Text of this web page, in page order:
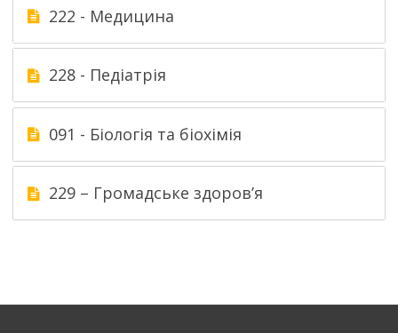
222 - Медицина
228 - Педіатрія
091 - Біологія та біохімія
229 – Громадське здоров’я